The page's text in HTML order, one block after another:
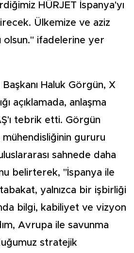
HÜRJET İspanya'yı
Ülkemize ve aziz
olsun." ifadelerine yer
Haluk Görgün, X
açıklamada, anlaşma
tebrik etti. Görgün
mühendisliğinin gururu
sahnede daha
belirterek, "İspanya ile
yalnızca bir işbirliği
bilgi, kabiliyet ve vizyon
Avrupa ile savunma
stratejik